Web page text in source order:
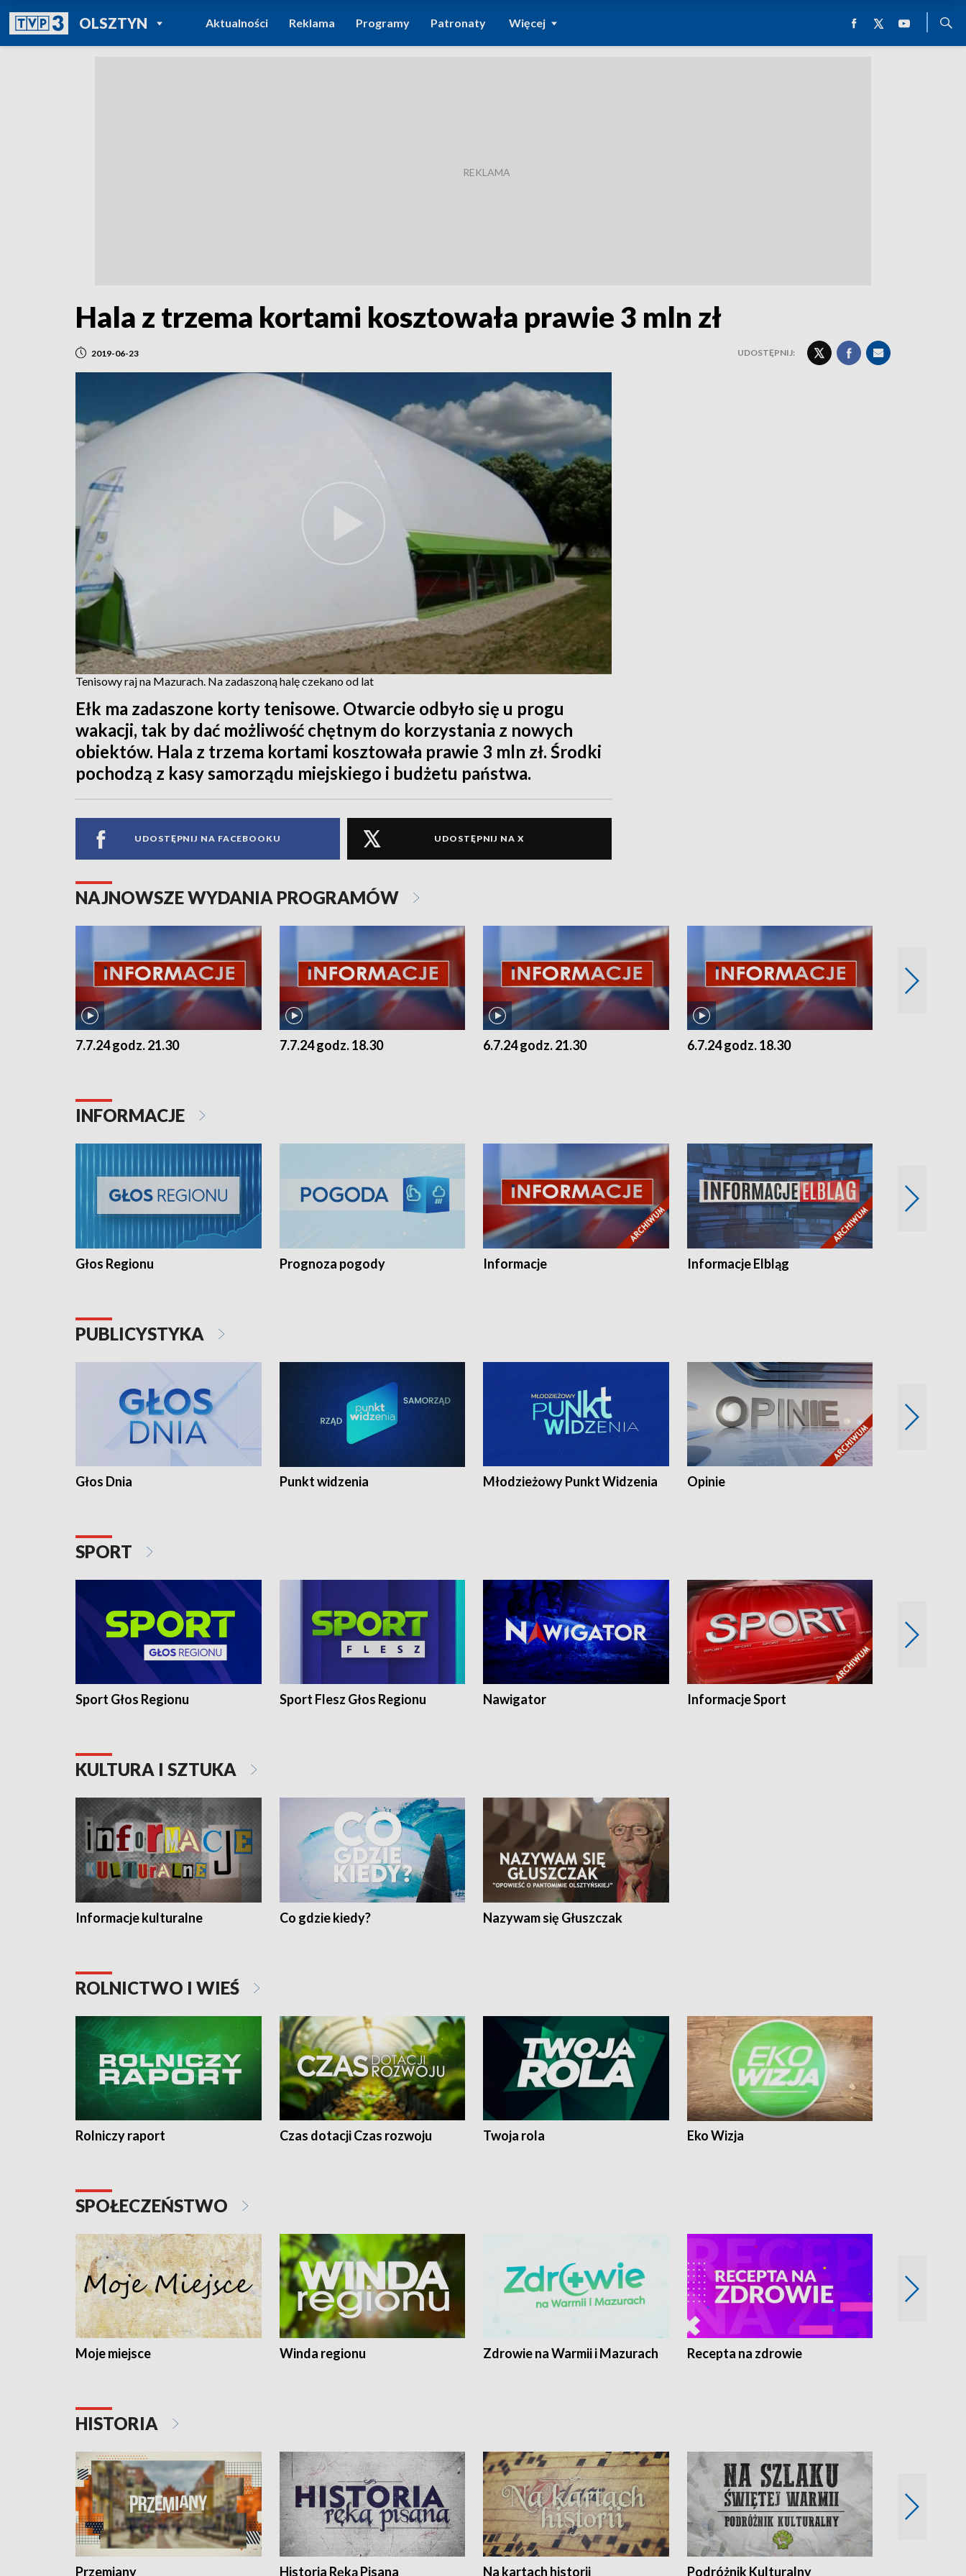
OLSZTYNPOWRÓT DO
TVP REGIONY
Aktualności Reklama Programy Patronaty Więcej
Hala z trzema kortami kosztowała prawie 3 mln zł
2019-06-23 UDOSTĘPNIJ:
Tenisowy raj na Mazurach. Na zadaszoną halę czekano od lat
Ełk ma zadaszone korty tenisowe. Otwarcie odbyło się u progu
wakacji, tak by dać możliwość chętnym do korzystania z nowych
obiektów. Hala z trzema kortami kosztowała prawie 3 mln zł. Środki
pochodzą z kasy samorządu miejskiego i budżetu państwa.
UDOSTĘPNIJ NA FACEBOOKU UDOSTĘPNIJ NA X
NAJNOWSZE WYDANIA PROGRAMÓW
7.7.24 godz. 21.30 7.7.24 godz. 18.30 6.7.24 godz. 21.30 6.7.24 godz. 18.30
INFORMACJE
Głos Regionu Prognoza pogody Informacje Informacje Elbląg
PUBLICYSTYKA
Głos Dnia Punkt widzenia Młodzieżowy Punkt Widzenia Opinie
SPORT
Sport Głos Regionu Sport Flesz Głos Regionu Nawigator Informacje Sport
KULTURA I SZTUKA
Informacje kulturalne Co gdzie kiedy? Nazywam się Głuszczak
ROLNICTWO I WIEŚ
Rolniczy raport Czas dotacji Czas rozwoju Twoja rola Eko Wizja
SPOŁECZEŃSTWO
Moje miejsce Winda regionu Zdrowie na Warmii i Mazurach Recepta na zdrowie
HISTORIA
Przemiany Historia Ręką Pisana Na kartach historii Podróżnik Kulturalny